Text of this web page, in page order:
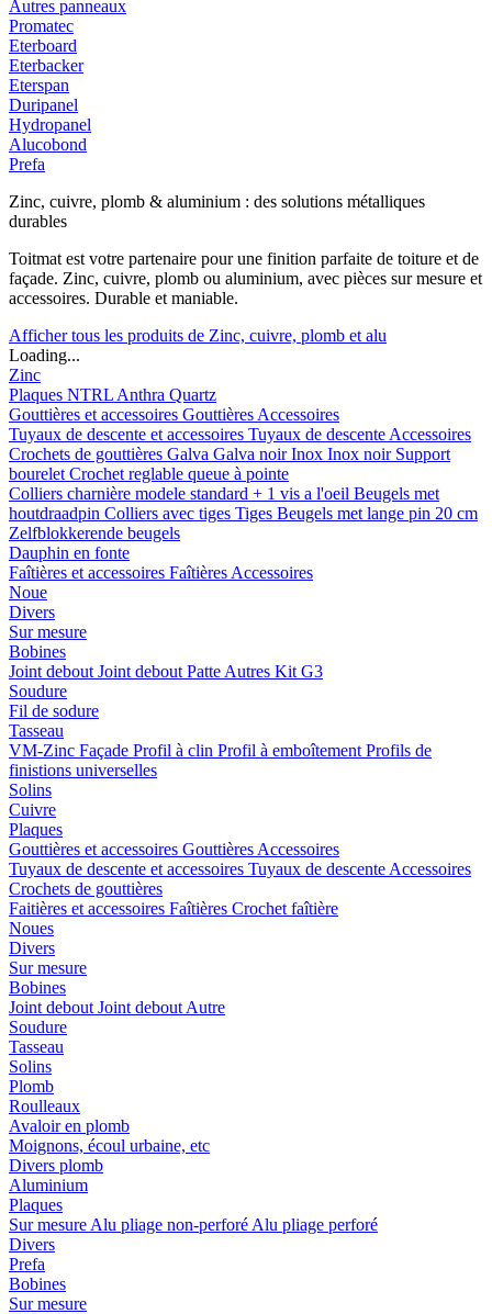
Autres panneaux
Promatec
Eterboard
Eterbacker
Eterspan
Duripanel
Hydropanel
Alucobond
Prefa
Zinc, cuivre, plomb & aluminium : des solutions métalliques
durables
Toitmat est votre partenaire pour une finition parfaite de toiture et de
façade. Zinc, cuivre, plomb ou aluminium, avec pièces sur mesure et
accessoires. Durable et maniable.
Afficher tous les produits de Zinc, cuivre, plomb et alu
Loading...
Zinc
Plaques NTRL Anthra Quartz
Gouttières et accessoires Gouttières Accessoires
Tuyaux de descente et accessoires Tuyaux de descente Accessoires
Crochets de gouttières Galva Galva noirInox Inox noir Support
bourelet Crochet reglable queue à pointe
Colliers charnière modele standard + 1 vis a l'oeil Beugels met
houtdraadpin Colliers avec tiges Tiges Beugels met lange pin 20 cm
Zelfblokkerende beugels
Dauphin en fonte
Faîtières et accessoires Faîtières Accessoires
Noue
Divers
Sur mesure
Bobines
Joint debout Joint debout Patte Autres Kit G3
Soudure
Fil de sodure
Tasseau
VM-Zinc Façade Profil à clin Profil à emboîtement Profils de
finistions universelles
Solins
Cuivre
Plaques
Gouttières et accessoires Gouttières Accessoires
Tuyaux de descente et accessoires Tuyaux de descente Accessoires
Crochets de gouttières
Faitières et accessoires Faîtières Crochet faîtière
Noues
Divers
Sur mesure
Bobines
Joint debout Joint debout Autre
Soudure
Tasseau
Solins
Plomb
Roulleaux
Avaloir en plomb
Moignons, écoul urbaine, etc
Divers plomb
Aluminium
Plaques
Sur mesure Alu pliage non-perforé Alu pliage perforé
Divers
Prefa
Bobines
Sur mesure